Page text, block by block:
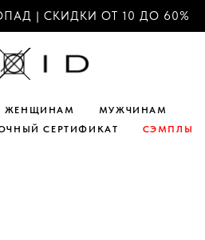
| СКИДКИ ОТ 10 ДО 60%
ЖЕНЩИНАМ
МУЖЧИНАМ
СЕРТИФИКАТ СЭМПЛЫ